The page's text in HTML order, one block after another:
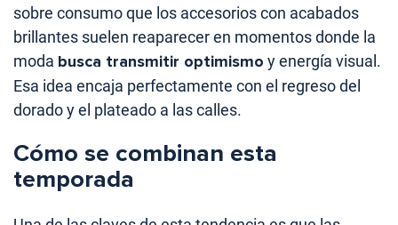
sobre consumo que los accesorios con acabados
brillantes suelen reaparecer en momentos donde la
moda busca transmitir optimismo y energía visual.
Esa idea encaja perfectamente con el regreso del
dorado y el plateado a las calles.
Cómo se combinan esta
temporada